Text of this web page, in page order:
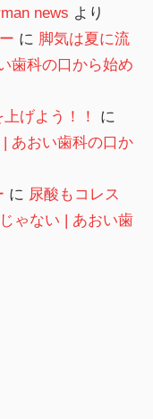
news より
に 脚気は夏に流
歯科の口から始め
げよう！！
に
あおい歯科の口か
に 尿酸もコレス
ゃない | あおい歯